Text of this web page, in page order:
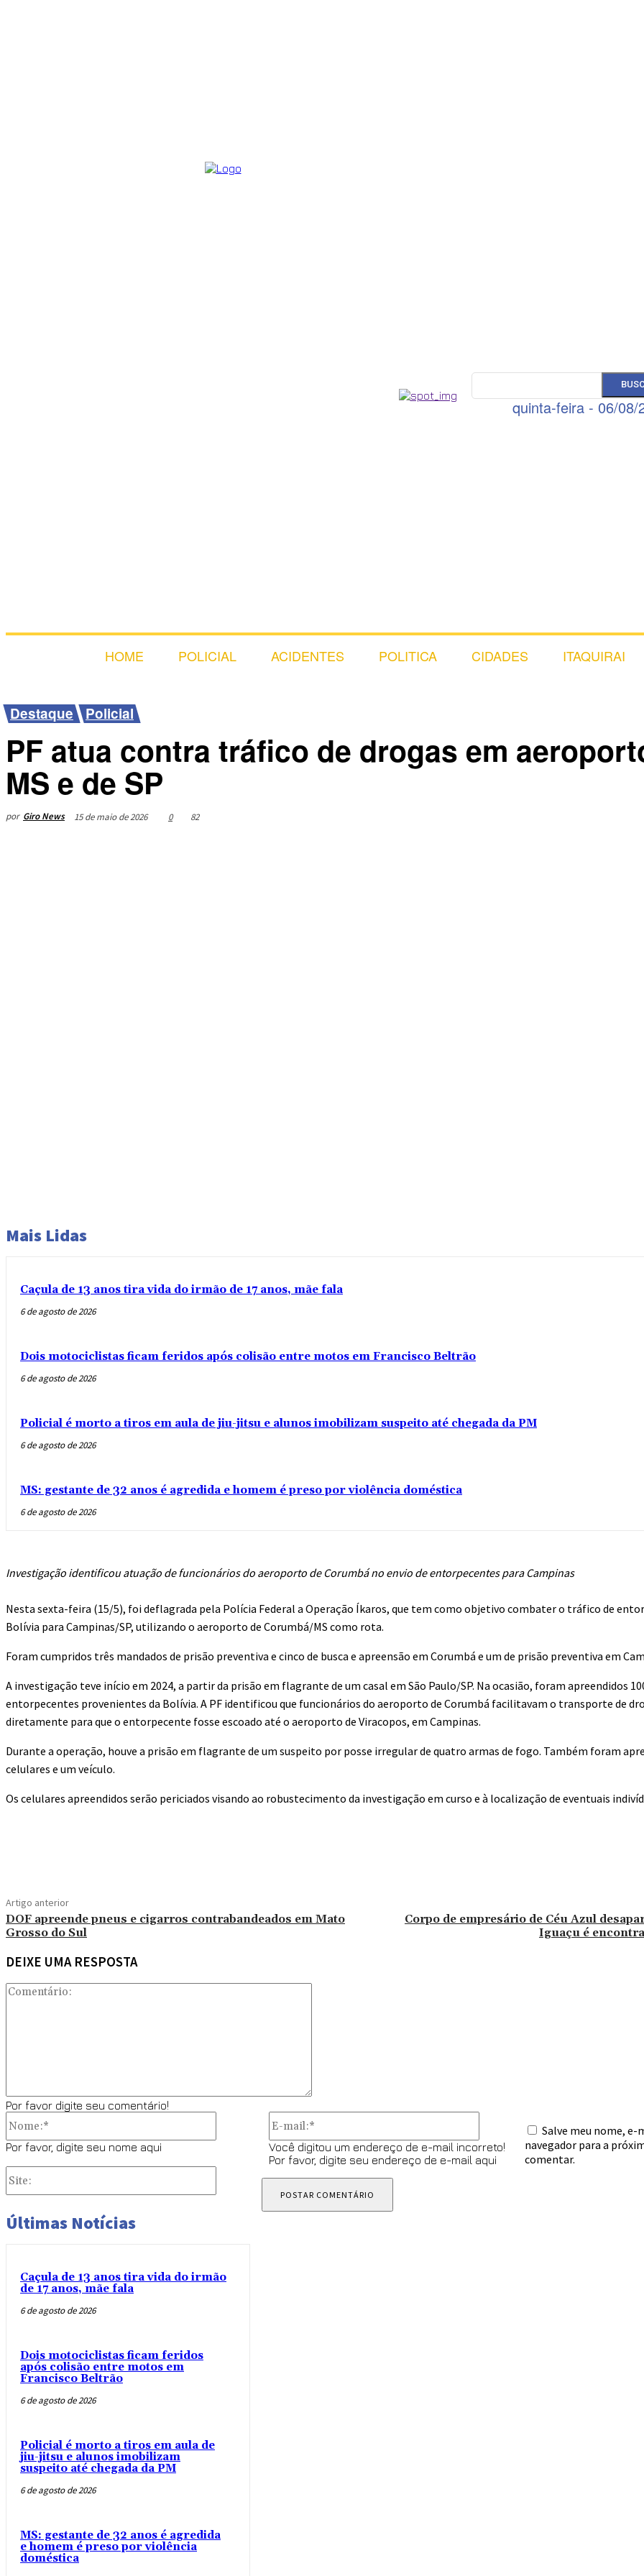
quinta-feira - 06/08/
HOME POLICIAL ACIDENTES POLITICA CIDADES ITAQUIRAI
Destaque Policial
PF atua contra tráfico de drogas em
MS e de SP
por Giro News 15 de maio de 2026 0 82
Mais Lidas
Caçula de 13 anos tira vida do irmão de 17 anos, mãe fala
6 de agosto de 2026
Dois motociclistas ficam feridos após colisão entre motos em Francisco Beltrão
6 de agosto de 2026
Policial é morto a tiros em aula de jiu-jitsu e alunos imobilizam suspeito até chegada da PM
6 de agosto de 2026
MS: gestante de 32 anos é agredida e homem é preso por violência doméstica
6 de agosto de 2026
Investigação identificou atuação de funcionários do aeroporto de Corumbá no envio de entorpecentes para Campinas
Nesta sexta-feira (15/5), foi deflagrada pela Polícia Federal a Operação Íkaros, que tem como objetivo combater o tráfico de
Bolívia para Campinas/SP, utilizando o aeroporto de Corumbá/MS como rota.
Foram cumpridos três mandados de prisão preventiva e cinco de busca e apreensão em Corumbá e um de prisão preventiva em
A investigação teve início em 2024, a partir da prisão em flagrante de um casal em São Paulo/SP. Na ocasião, foram apreendidos
entorpecentes provenientes da Bolívia. A PF identificou que funcionários do aeroporto de Corumbá facilitavam o transporte de
diretamente para que o entorpecente fosse escoado até o aeroporto de Viracopos, em Campinas.
Durante a operação, houve a prisão em flagrante de um suspeito por posse irregular de quatro armas de fogo. Também foram
celulares e um veículo.
Os celulares apreendidos serão periciados visando ao robustecimento da investigação em curso e à localização de eventuais
Artigo anterior
DOF apreende pneus e cigarros contrabandeados em Mato
Grosso do Sul
Corpo de empresário de Céu Azul
Iguaçu é
DEIXE UMA RESPOSTA
Por favor digite seu comentário!
Por favor, digite seu nome aqui
Você digitou um endereço de e-mail incorreto!
Por favor, digite seu endereço de e-mail aqui
Salve meu nome, e-
navegador para a
comentar.
Últimas Notícias
Caçula de 13 anos tira vida do irmão
de 17 anos, mãe fala
6 de agosto de 2026
Dois motociclistas ficam feridos
após colisão entre motos em
Francisco Beltrão
6 de agosto de 2026
Policial é morto a tiros em aula de
jiu-jitsu e alunos imobilizam
suspeito até chegada da PM
6 de agosto de 2026
MS: gestante de 32 anos é agredida
e homem é preso por violência
doméstica